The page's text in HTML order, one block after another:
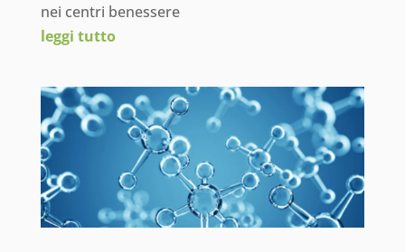
nei centri benessere
leggi tutto